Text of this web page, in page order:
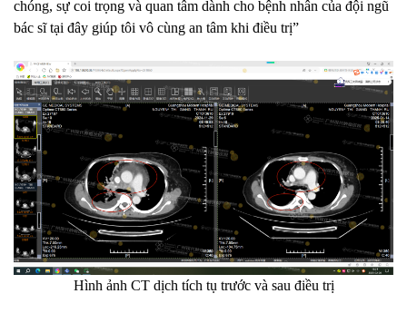
chóng, sự coi trọng và quan tâm dành cho bệnh nhân của đội ngũ
bác sĩ tại đây giúp tôi vô cùng an tâm khi điều trị”
Hình ảnh CT dịch tích tụ trước và sau điều trị